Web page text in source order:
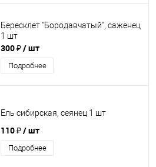
Бересклет "Бородавчатый", саженец
1 шт
300 ₽/ шт
Подробнее
Ель сибирская, сеянец 1 шт
110 ₽/ шт
Подробнее